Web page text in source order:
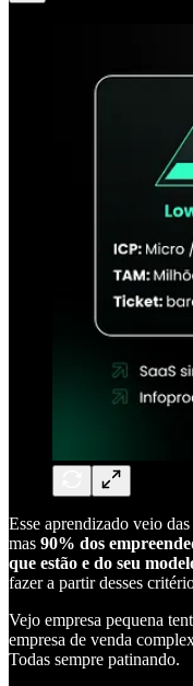
Esse aprendizado veio
mas 90% dos
que estão e do seu
fazer a partir desses
Vejo empresa pequena
empresa de venda
Todas sempre patinando.